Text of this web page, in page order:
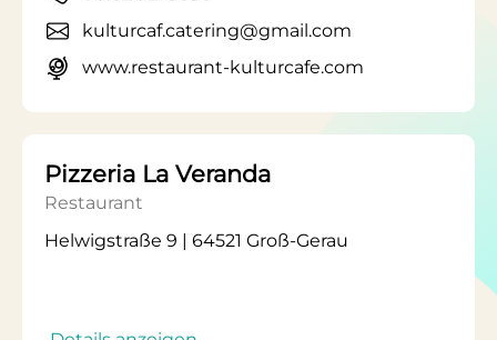
kulturcaf.catering@gmail.com
www.restaurant-kulturcafe.com
Pizzeria La Veranda
Restaurant
Helwigstraße 9 | 64521 Groß-Gerau